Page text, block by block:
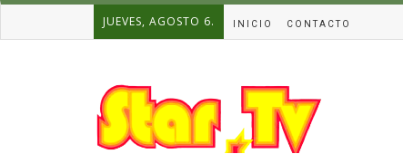
JUEVES, AGOSTO 6. INICIO CONTACTO